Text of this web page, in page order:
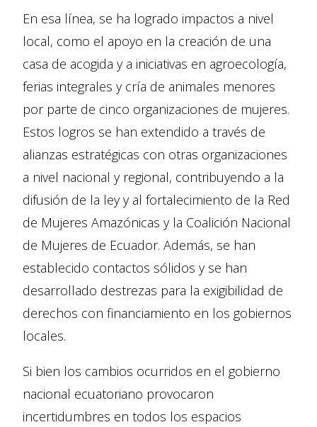
En esa línea, se ha logrado impactos a nivel
local, como el apoyo en la creación de una
casa de acogida y a iniciativas en agroecología,
ferias integrales y cría de animales menores
por parte de cinco organizaciones de mujeres.
Estos logros se han extendido a través de
alianzas estratégicas con otras organizaciones
a nivel nacional y regional, contribuyendo a la
difusión de la ley y al fortalecimiento de la Red
de Mujeres Amazónicas y la Coalición Nacional
de Mujeres de Ecuador. Además, se han
establecido contactos sólidos y se han
desarrollado destrezas para la exigibilidad de
derechos con financiamiento en los gobiernos
locales.
Si bien los cambios ocurridos en el gobierno
nacional ecuatoriano provocaron
incertidumbres en todos los espacios